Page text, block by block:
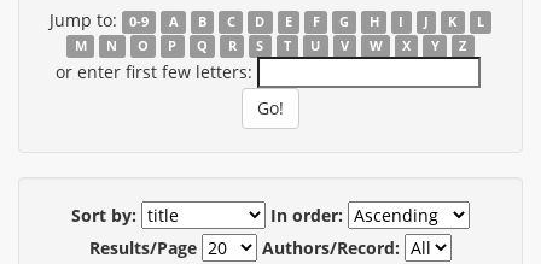
Jump to: 0-9 A B C D E F G H I J K
L
M
N O P Q R S T U V W X Y Z
or enter first few letters:
Sort by:
In order:
Results/Page
Authors/Record: